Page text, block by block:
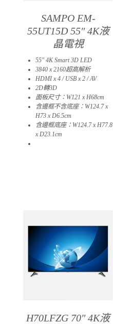
SAMPO EM-
55UT15D 55″ 4K液
晶電視
55″ 4K Smart 3D LED
3840 x 2160超高解析
HDMI x 4 / USB x 2 / AV
2D轉3D
面板尺寸：W121 x H68cm
含邊框不含底座：W124.7 x
H73 x D6.5cm
含邊框底座：W124.7 x H77.8
x D23.1cm​
H70LFZG 70″ 4K液